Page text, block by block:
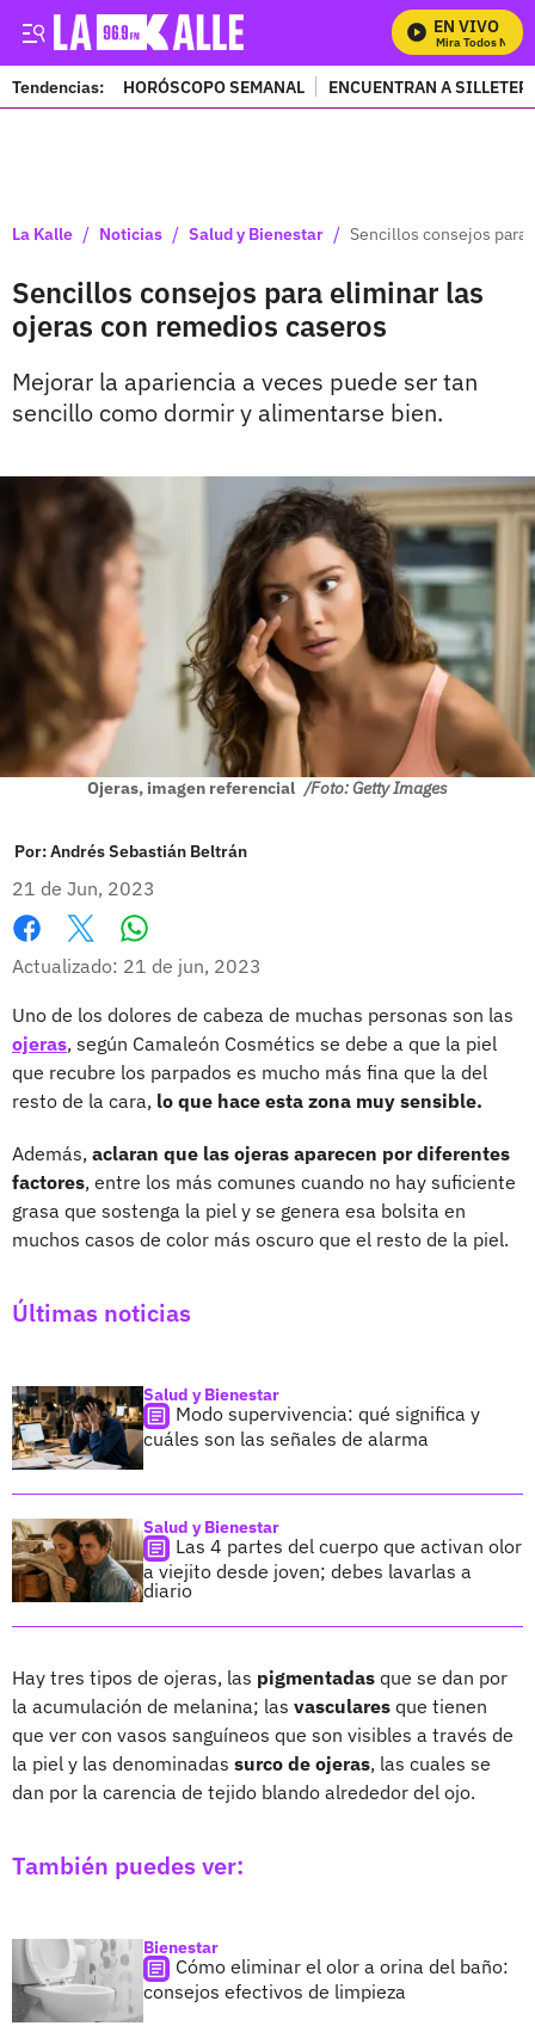
EN VIVO
Mira Todos
Tendencias: HORÓSCOPO SEMANAL ENCUENTRAN A
La Kalle / Noticias / Salud y Bienestar / Sencillos consejos para
Sencillos consejos para eliminar las
ojeras con remedios caseros
Mejorar la apariencia a veces puede ser tan
sencillo como dormir y alimentarse bien.
Ojeras, imagen referencial /Foto: Getty Images
Por:Andrés Sebastián Beltrán
21 de Jun, 2023
Facebook
X
Actualizado: 21 de jun, 2023
Uno de los dolores de cabeza de muchas personas son las
ojeras, según Camaleón Cosmétics se debe a que la piel
que recubre los parpados es mucho más fina que la del
resto de la cara, lo que hace esta zona muy sensible.
Además, aclaran que las ojeras aparecen por diferentes
factores, entre los más comunes cuando no hay suficiente
grasa que sostenga la piel y se genera esa bolsita en
muchos casos de color más oscuro que el resto de la piel.
Últimas noticias
Salud y Bienestar
Modo supervivencia: qué significa y
cuáles son las señales de alarma
Salud y Bienestar
Las 4 partes del cuerpo que activan olor
a viejito desde joven; debes lavarlas a
diario
Hay tres tipos de ojeras, las pigmentadas que se dan por
la acumulación de melanina; las vasculares que tienen
que ver con vasos sanguíneos que son visibles a través de
la piel y las denominadas surco de ojeras, las cuales se
dan por la carencia de tejido blando alrededor del ojo.
También puedes ver:
Bienestar
Cómo eliminar el olor a orina del baño:
consejos efectivos de limpieza